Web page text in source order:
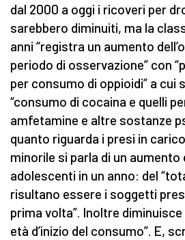
dal 2000 a oggi i ricoveri per
sarebbero diminuiti, ma la
anni “registra un aumento
periodo di osservazione” con
per consumo di oppioidi” a cui
“consumo di cocaina e quelli
amfetamine e altre sostanze
quanto riguarda i presi in
minorile si parla di un aumento
adolescenti in un anno: del
risultano essere i soggetti
prima volta”. Inoltre
età d’inizio del consumo”. E,